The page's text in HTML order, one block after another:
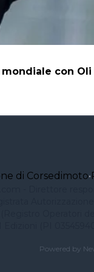
con Oli
di Corsedimoto•
Powered by